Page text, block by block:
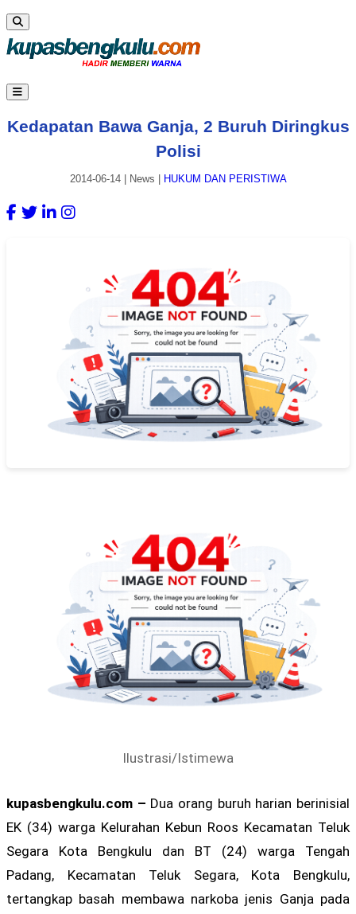
Kedapatan Bawa Ganja, 2 Buruh Diringkus
Polisi
2014-06-14| News HUKUM DAN PERISTIWA
Ilustrasi/Istimewa
kupasbengkulu.com – Dua orang buruh harian berinisial
EK (34) warga Kelurahan Kebun Roos Kecamatan Teluk
Segara Kota Bengkulu dan BT (24) warga Tengah
Padang, Kecamatan Teluk Segara, Kota Bengkulu,
tertangkap basah membawa narkoba jenis Ganja pada